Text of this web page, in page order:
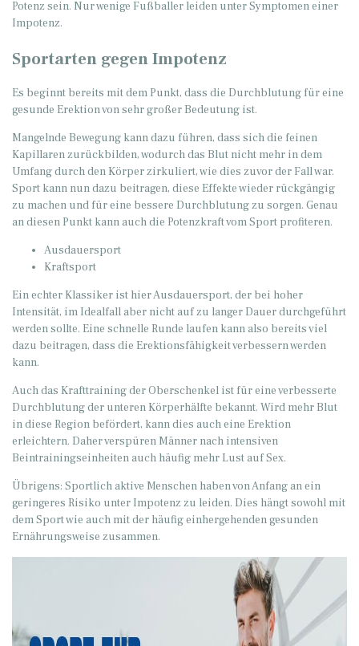
Potenz sein. Nur wenige Fußballer leiden unter Symptomen einer
Impotenz.
Sportarten gegen Impotenz
Es beginnt bereits mit dem Punkt, dass die Durchblutung für eine
gesunde Erektion von sehr großer Bedeutung ist.
Mangelnde Bewegung kann dazu führen, dass sich die feinen
Kapillaren zurückbilden, wodurch das Blut nicht mehr in dem
Umfang durch den Körper zirkuliert, wie dies zuvor der Fall war.
Sport kann nun dazu beitragen, diese Effekte wieder rückgängig
zu machen und für eine bessere Durchblutung zu sorgen. Genau
an diesen Punkt kann auch die Potenzkraft vom Sport profiteren.
Ausdauersport
Kraftsport
Ein echter Klassiker ist hier Ausdauersport, der bei hoher
Intensität, im Idealfall aber nicht auf zu langer Dauer durchgeführt
werden sollte. Eine schnelle Runde laufen kann also bereits viel
dazu beitragen, dass die Erektionsfähigkeit verbessern werden
kann.
Auch das Krafttraining der Oberschenkel ist für eine verbesserte
Durchblutung der unteren Körperhälfte bekannt. Wird mehr Blut
in diese Region befördert, kann dies auch eine Erektion
erleichtern. Daher verspüren Männer nach intensiven
Beintrainingseinheiten auch häufig mehr Lust auf Sex.
Übrigens: Sportlich aktive Menschen haben von Anfang an ein
geringeres Risiko unter Impotenz zu leiden. Dies hängt sowohl mit
dem Sport wie auch mit der häufig einhergehenden gesunden
Ernährungsweise zusammen.